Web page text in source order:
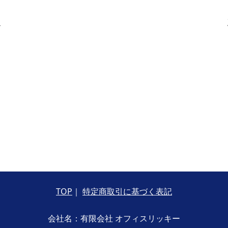
TOP ｜ 特定商取引に基づく表記
会社名：有限会社 オフィスリッキー